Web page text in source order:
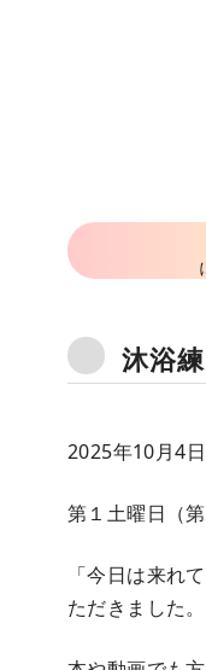
沐浴
2025年10月4
第１土曜日（
「今日は来れ
ただきました。